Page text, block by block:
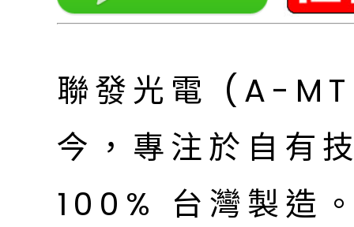
聯發光電 (A-
今，專注於自有
100% 台灣製造